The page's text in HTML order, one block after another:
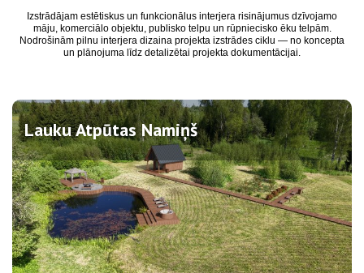
Izstrādājam estētiskus un funkcionālus interjera risinājumus dzīvojamo
māju, komerciālo objektu, publisko telpu un rūpniecisko ēku telpām.
Nodrošinām pilnu interjera dizaina projekta izstrādes ciklu — no koncepta
un plānojuma līdz detalizētai projekta dokumentācijai.
Lauku Atpūtas Namiņš